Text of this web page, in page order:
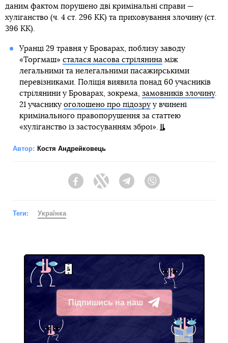
даним фактом порушено дві кримінальні справи —
хуліганство (ч. 4 ст. 296 КК) та приховування злочину (ст.
396 КК).
Уранці 29 травня у Броварах, поблизу заводу
«Торгмаш» сталася масова стрілянинаміж
легальними та нелегальними пасажирськими
перевізниками. Поліція виявила понад 60 учасників
стрілянини у Броварах, зокрема, замовників злочину.
21 учаснику оголошено про підозруу вчинені
кримінального правопорушення за статтею
«хуліганство із застосуванням зброї».
Автор: Костя Андрейковець
FacebookTwitter Telegram
Теги: Українка
Підпишись на наш
Telegram